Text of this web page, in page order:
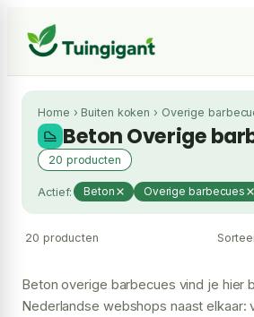
Home › Buiten koken › Overige
Beton Overige
20 producten
Actief: Beton Overige barbecues
20 producten
Beton overige barbecues vind je hier
Nederlandse webshops naast elkaar: